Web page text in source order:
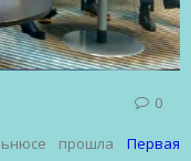
0
прошла Первая